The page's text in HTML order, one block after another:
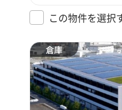
この物件を選択
倉庫